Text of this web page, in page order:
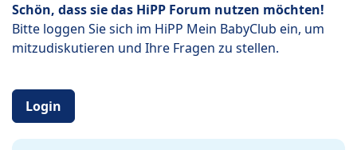
Schön, dass sie das HiPP Forum nutzen möchten!
Bitte loggen Sie sich im HiPP Mein BabyClub ein, um
mitzudiskutieren und Ihre Fragen zu stellen.
Login